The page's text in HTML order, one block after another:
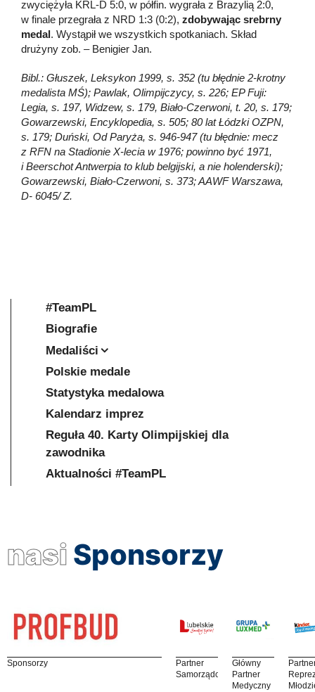
zwyciężyła KRL-D 5:0, w półfin. wygrała z Brazylią 2:0,
w finale przegrała z NRD 1:3 (0:2), zdobywając srebrny
medal. Wystąpił we wszystkich spotkaniach. Skład
drużyny zob. – Benigier Jan.
Bibl.: Głuszek, Leksykon 1999, s. 352 (tu błędnie 2-krotny
medalista MŚ); Pawlak, Olimpijczycy, s. 226; EP Fuji:
Legia, s. 197, Widzew, s. 179, Biało-Czerwoni, t. 20, s. 179;
Gowarzewski, Encyklopedia, s. 505; 80 lat Łódzki OZPN,
s. 179; Duński, Od Paryża, s. 946-947 (tu błędnie: mecz
z RFN na Stadionie X-lecia w 1976; powinno być 1971,
i Beerschot Antwerpia to klub belgijski, a nie holenderski);
Gowarzewski, Biało-Czerwoni, s. 373; AAWF Warszawa,
D- 6045/ Z.
#TeamPL
Biografie
Medaliści
Polskie medale
Statystyka medalowa
Kalendarz imprez
Reguła 40. Karty Olimpijskiej dla
zawodnika
Aktualności #TeamPL
nasi Sponsorzy
Sponsorzy
Partner
Samorządowy
Główny
Partner
Medyczny